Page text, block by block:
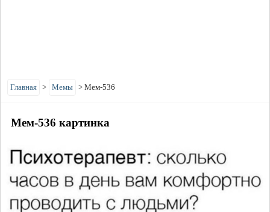
Главная > Мемы > Мем-536
Мем-536 картинка